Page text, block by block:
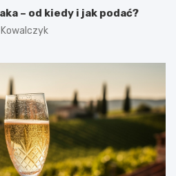
– od kiedy i jak podać?